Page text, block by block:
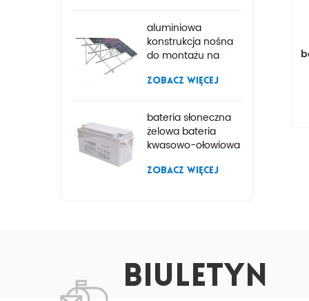
aluminiowa
konstrukcja nośna
do montażu na
konstrukcja nośna,
ZOBACZ WIĘCEJ
bateria słoneczna
żelowa bateria
kwasowo-ołowiowa
ZOBACZ WIĘCEJ
BIULETYN